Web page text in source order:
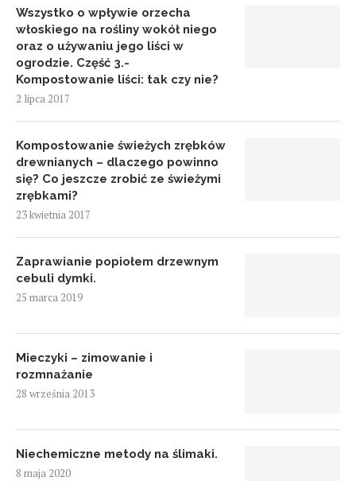
Wszystko o wpływie orzecha
włoskiego na rośliny wokół niego
oraz o używaniu jego liści w
ogrodzie. Część 3.-
Kompostowanie liści: tak czy nie?
2 lipca 2017
Kompostowanie świeżych zrębków
drewnianych – dlaczego powinno
się? Co jeszcze zrobić ze świeżymi
zrębkami?
23 kwietnia 2017
Zaprawianie popiołem drzewnym
cebuli dymki.
25 marca 2019
Mieczyki – zimowanie i
rozmnażanie
28 września 2013
Niechemiczne metody na ślimaki.
8 maja 2020